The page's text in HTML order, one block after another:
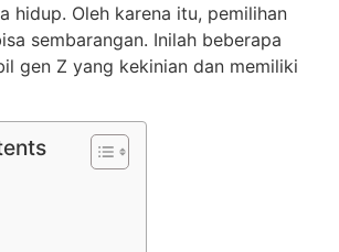
hidup. Oleh karena itu, pemilihan
sembarangan. Inilah beberapa
gen Z yang kekinian dan memiliki